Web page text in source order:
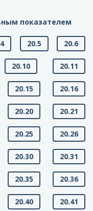
показателем
20.5 20.6
20.10 20.11
20.15 20.16
20.20 20.21
20.25 20.26
20.30 20.31
20.35 20.36
20.40 20.41